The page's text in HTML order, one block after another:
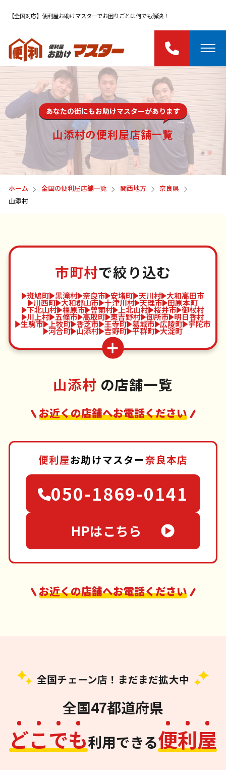
【全国対応】便利屋お助けマスターでお困りごとは何でも解決！
あなたの街にもお助けマスターがあります
山添村の便利屋店舗一覧
ホーム 全国の便利屋店舗一覧 関西地方
奈良県
山添村
市町村で絞り込む
斑鳩町 黒滝村 奈良市 安堵町 天川村 大和高田市
川西町 大和郡山市 十津川村 天理市 田原本町
下北山村 橿原市 曽爾村 上北山村 桜井市 御杖村
川上村 五條市 高取町 東吉野村 御所市 明日香村
生駒市 上牧町 香芝市 王寺町 葛城市 広陵町 宇陀市
河合町 山添村 吉野町 平群町 大淀町
山添村 の店舗一覧
お近くの店舗へお電話ください
便利屋お助けマスター奈良本店
050-1869-0141
HPはこちら
お近くの店舗へお電話ください
全国チェーン店！まだまだ拡大中
全国47都道府県
どこでも利用できる便利屋